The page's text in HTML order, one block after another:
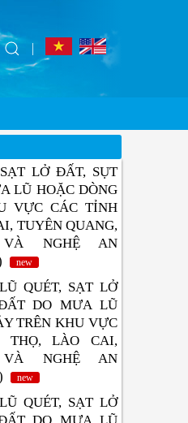
LỞ ĐẤT, SỤT
LŨ HOẶC DÒNG
VỰC CÁC TỈNH
TUYÊN QUANG,
NGHỆ AN
new
QUÉT, SẠT LỞ
DO MƯA LŨ
TRÊN KHU VỰC
THỌ, LÀO CAI,
NGHỆ AN
new
QUÉT, SẠT LỞ